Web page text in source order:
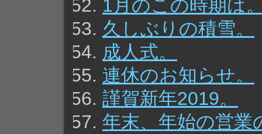
1月のこの時期は
久しぶりの積雪。
成人式。
連休のお知らせ。
謹賀新年2019。
年末、年始の営業